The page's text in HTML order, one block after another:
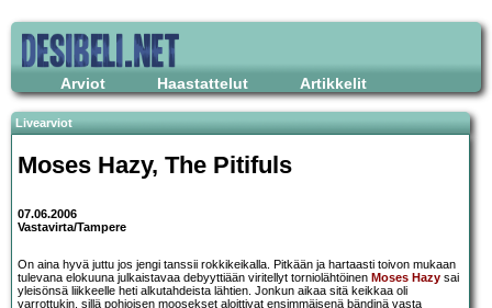
Arviot Haastattelut Artikkelit
Livearviot
Moses Hazy, The Pitifuls
07.06.2006
Vastavirta/Tampere
On aina hyvä juttu jos jengi tanssii rokkikeikalla. Pitkään ja hartaasti toivon mukaan
tulevana elokuuna julkaistavaa debyyttiään viritellyt torniolähtöinen Moses Hazy sai
yleisönsä liikkeelle heti alkutahdeista lähtien. Jonkun aikaa sitä keikkaa oli
varrottukin, sillä pohjoisen moosekset aloittivat ensimmäisenä bändinä vasta